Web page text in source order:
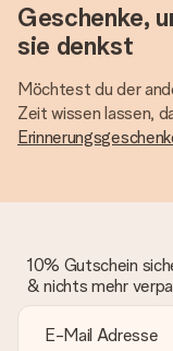
Geschenke,
sie denkst
Möchtest du der
Zeit wissen lassen,
10% Gutschein
& nichts mehr